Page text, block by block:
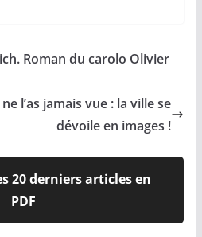
Roman du carolo Olivier
l’as jamais vue : la ville se
dévoile en images !
20 derniers articles en
PDF